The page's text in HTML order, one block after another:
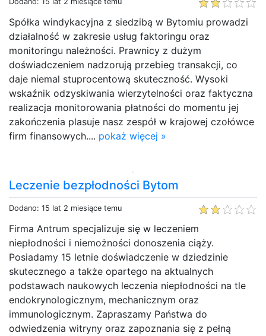
Spółka windykacyjna z siedzibą w Bytomiu prowadzi
działalność w zakresie usług faktoringu oraz
monitoringu należności. Prawnicy z dużym
doświadczeniem nadzorują przebieg transakcji, co
daje niemal stuprocentową skuteczność. Wysoki
wskaźnik odzyskiwania wierzytelności oraz faktyczna
realizacja monitorowania płatności do momentu jej
zakończenia plasuje nasz zespół w krajowej czołówce
firm finansowych.... pokaż więcej »
Leczenie bezpłodności Bytom
Dodano: 15 lat 2 miesiące temu
Firma Antrum specjalizuje się w leczeniem
niepłodności i niemożności donoszenia ciąży.
Posiadamy 15 letnie doświadczenie w dziedzinie
skutecznego a także opartego na aktualnych
podstawach naukowych leczenia niepłodności na tle
endokrynologicznym, mechanicznym oraz
immunologicznym. Zapraszamy Państwa do
odwiedzenia witryny oraz zapoznania się z pełną